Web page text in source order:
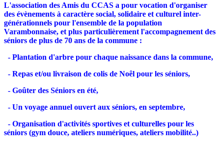
L'association des Amis du CCAS a pour vocation d'organiser
des évènements à caractère social, solidaire et culturel inter-
générationnels pour l'ensemble de la population
Varambonnaise, et plus particulièrement l'accompagnement des
séniors de plus de 70 ans de la commune :
- Plantation d'arbre pour chaque naissance dans la commune,
- Repas et/ou livraison de colis de Noêl pour les séniors,
- Goûter des Séniors en été,
- Un voyage annuel ouvert aux séniors, en septembre,
- Organisation d'activités sportives et culturelles pour les
séniors (gym douce, ateliers numériques, ateliers mobilité..)